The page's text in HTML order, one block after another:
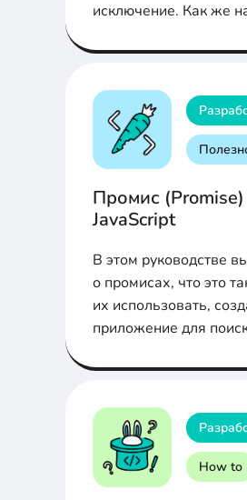
исключение. Как же навести
превратить его в
Разбираем в нашей
Промис
JavaScript
В этом руководстве
о промисах, что это
их использовать,
приложение для
How to